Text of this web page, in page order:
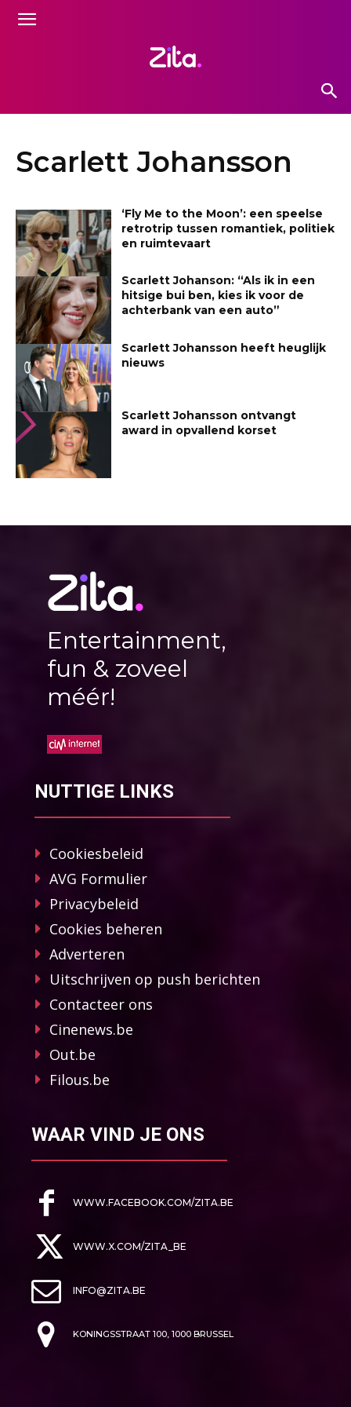
Scarlett Johansson
‘Fly Me to the Moon’: een speelse
retrotrip tussen romantiek, politiek
en ruimtevaart
Scarlett Johanson: “Als ik in een
hitsige bui ben, kies ik voor de
achterbank van een auto”
Scarlett Johansson heeft heuglijk
nieuws
Scarlett Johansson ontvangt
award in opvallend korset
Entertainment,
fun & zoveel
méér!
NUTTIGE LINKS
Cookiesbeleid
AVG Formulier
Privacybeleid
Cookies beheren
Adverteren
Uitschrijven op push berichten
Contacteer ons
Cinenews.be
Out.be
Filous.be
WAAR VIND JE ONS
WWW.FACEBOOK.COM/ZITA.BE
WWW.X.COM/ZITA_BE
INFO@ZITA.BE
KONINGSSTRAAT 100, 1000 BRUSSEL